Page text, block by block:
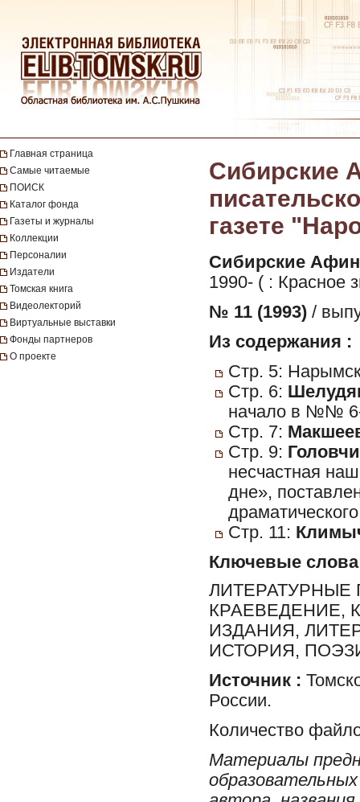
Главная страница
Самые читаемые
ПОИСК
Каталог фонда
Газеты и журналы
Коллекции
Персоналии
Издатели
Томская книга
Видеолекторий
Виртуальные выставки
Фонды партнеров
О проекте
Сибирские
газете
Сибирские
1990- ( : Красное
№ 11 (1993) /
Из содержания :
Стр. 5:
Стр. 6:
начало в №№
Стр. 7:
Стр. 9:
несчастная
дне»,
Стр. 11:
Ключевые слова
ЛИТЕРАТУРНЫЕ
КРАЕВЕДЕНИЕ,
ИЗДАНИЯ,
ИСТОРИЯ,
Источник :
России.
Количество
Материалы